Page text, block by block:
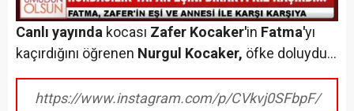
Canlı yayında kocası Zafer Kocaker'in Fatma'yı
kaçırdığını öğrenen Nurgul Kocaker, öfke doluydu...
https://www.instagram.com/p/CVkvj0SFbpF/